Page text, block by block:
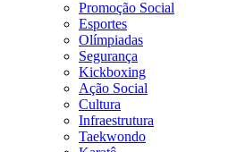
Promoção Social
Esportes
Olímpiadas
Segurança
Kickboxing
Ação Social
Cultura
Infraestrutura
Taekwondo